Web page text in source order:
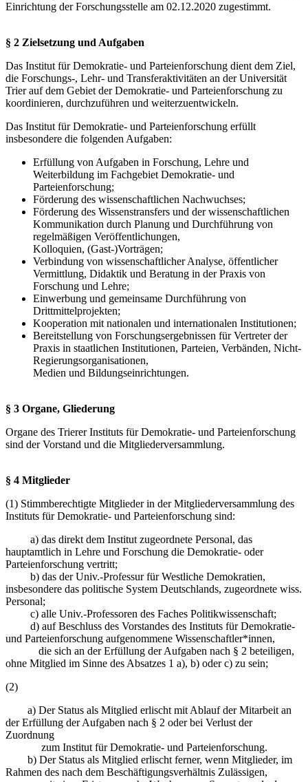
Einrichtung der Forschungsstelle am 02.12.2020 zugestimmt.
§ 2 Zielsetzung und Aufgaben
Das Institut für Demokratie- und Parteienforschung dient dem Ziel,
die Forschungs-, Lehr- und Transferaktivitäten an der Universität
Trier auf dem Gebiet der Demokratie- und Parteienforschung zu
koordinieren, durchzuführen und weiterzuentwickeln.
Das Institut für Demokratie- und Parteienforschung erfüllt
insbesondere die folgenden Aufgaben:
Erfüllung von Aufgaben in Forschung, Lehre und
Weiterbildung im Fachgebiet Demokratie- und
Parteienforschung;
Förderung des wissenschaftlichen Nachwuchses;
Förderung des Wissenstransfers und der wissenschaftlichen
Kommunikation durch Planung und Durchführung von
regelmäßigen Veröffentlichungen,
Kolloquien, (Gast-)Vorträgen;
Verbindung von wissenschaftlicher Analyse, öffentlicher
Vermittlung, Didaktik und Beratung in der Praxis von
Forschung und Lehre;
Einwerbung und gemeinsame Durchführung von
Drittmittelprojekten;
Kooperation mit nationalen und internationalen Institutionen;
Bereitstellung von Forschungsergebnissen für Vertreter der
Praxis in staatlichen Institutionen, Parteien, Verbänden, Nicht-
Regierungsorganisationen,
Medien und Bildungseinrichtungen.
§ 3 Organe, Gliederung
Organe des Trierer Instituts für Demokratie- und Parteienforschung
sind der Vorstand und die Mitgliederversammlung.
§ 4 Mitglieder
(1) Stimmberechtigte Mitglieder in der Mitgliederversammlung des
Instituts für Demokratie- und Parteienforschung sind:
a) das direkt dem Institut zugeordnete Personal, das
hauptamtlich in Lehre und Forschung die Demokratie- oder
Parteienforschung vertritt;
b) das der Univ.-Professur für Westliche Demokratien,
insbesondere das politische System Deutschlands, zugeordnete wiss.
Personal;
c) alle Univ.-Professoren des Faches Politikwissenschaft;
d) auf Beschluss des Vorstandes des Instituts für Demokratie-
und Parteienforschung aufgenommene Wissenschaftler*innen,
die sich an der Erfüllung der Aufgaben nach § 2 beteiligen,
ohne Mitglied im Sinne des Absatzes 1 a), b) oder c) zu sein;
(2)
a) Der Status als Mitglied erlischt mit Ablauf der Mitarbeit an
der Erfüllung der Aufgaben nach § 2 oder bei Verlust der
Zuordnung
zum Institut für Demokratie- und Parteienforschung.
b) Der Status als Mitglied erlischt ferner, wenn Mitglieder, im
Rahmen des nach dem Beschäftigungsverhältnis Zulässigen,